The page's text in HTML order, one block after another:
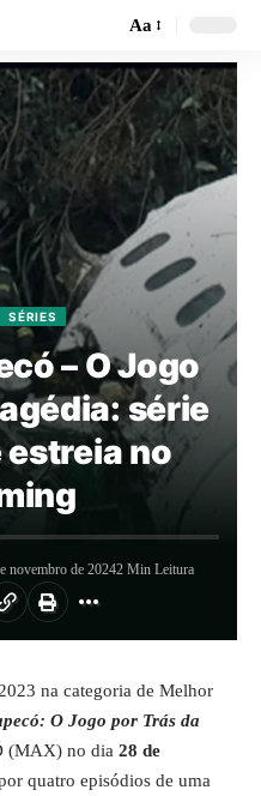
Aa
SÉRIES
– O Jogo
série
no
novembro de 20242 Min Leitura
na categoria de Melhor
O Jogo por Trás da
(MAX) no dia 28 de
quatro episódios de uma